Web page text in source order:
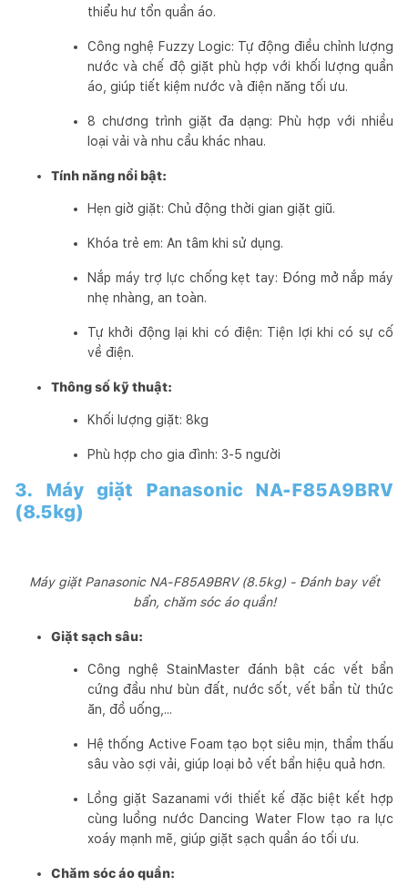
thiểu hư tổn quần áo.
Công nghệ Fuzzy Logic: Tự động điều chỉnh lượng
nước và chế độ giặt phù hợp với khối lượng quần
áo, giúp tiết kiệm nước và điện năng tối ưu.
8 chương trình giặt đa dạng: Phù hợp với nhiều
loại vải và nhu cầu khác nhau.
Tính năng nổi bật:
Hẹn giờ giặt: Chủ động thời gian giặt giũ.
Khóa trẻ em: An tâm khi sử dụng.
Nắp máy trợ lực chống kẹt tay: Đóng mở nắp máy
nhẹ nhàng, an toàn.
Tự khởi động lại khi có điện: Tiện lợi khi có sự cố
về điện.
Thông số kỹ thuật:
Khối lượng giặt: 8kg
Phù hợp cho gia đình: 3-5 người
3. Máy giặt Panasonic NA-F85A9BRV
(8.5kg)
Máy giặt Panasonic NA-F85A9BRV (8.5kg) - Đánh bay vết
bẩn, chăm sóc áo quần!
Giặt sạch sâu:
Công nghệ StainMaster đánh bật các vết bẩn
cứng đầu như bùn đất, nước sốt, vết bẩn từ thức
ăn, đồ uống,...
Hệ thống Active Foam tạo bọt siêu mịn, thẩm thấu
sâu vào sợi vải, giúp loại bỏ vết bẩn hiệu quả hơn.
Lồng giặt Sazanami với thiết kế đặc biệt kết hợp
cùng luồng nước Dancing Water Flow tạo ra lực
xoáy mạnh mẽ, giúp giặt sạch quần áo tối ưu.
Chăm sóc áo quần: